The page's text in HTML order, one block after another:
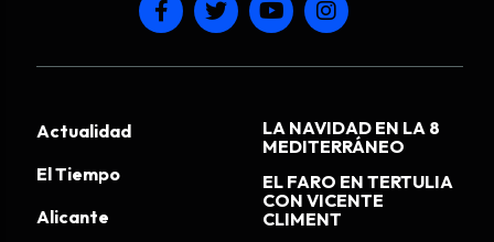
Actualidad
El Tiempo
Alicante
LA NAVIDAD EN LA 8
MEDITERRÁNEO
EL FARO EN TERTULIA
CON VICENTE
CLIMENT